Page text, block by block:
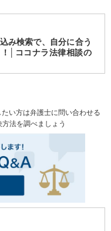
げベストな
「迅速丁
・駐車場完
み検索で、自分に合う
│ココナラ法律相談の
い方は弁護士に問い合わせる
法を調べましょう